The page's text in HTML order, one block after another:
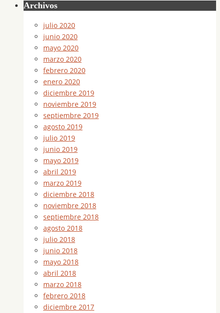
Archivos
julio 2020
junio 2020
mayo 2020
marzo 2020
febrero 2020
enero 2020
diciembre 2019
noviembre 2019
septiembre 2019
agosto 2019
julio 2019
junio 2019
mayo 2019
abril 2019
marzo 2019
diciembre 2018
noviembre 2018
septiembre 2018
agosto 2018
julio 2018
junio 2018
mayo 2018
abril 2018
marzo 2018
febrero 2018
diciembre 2017